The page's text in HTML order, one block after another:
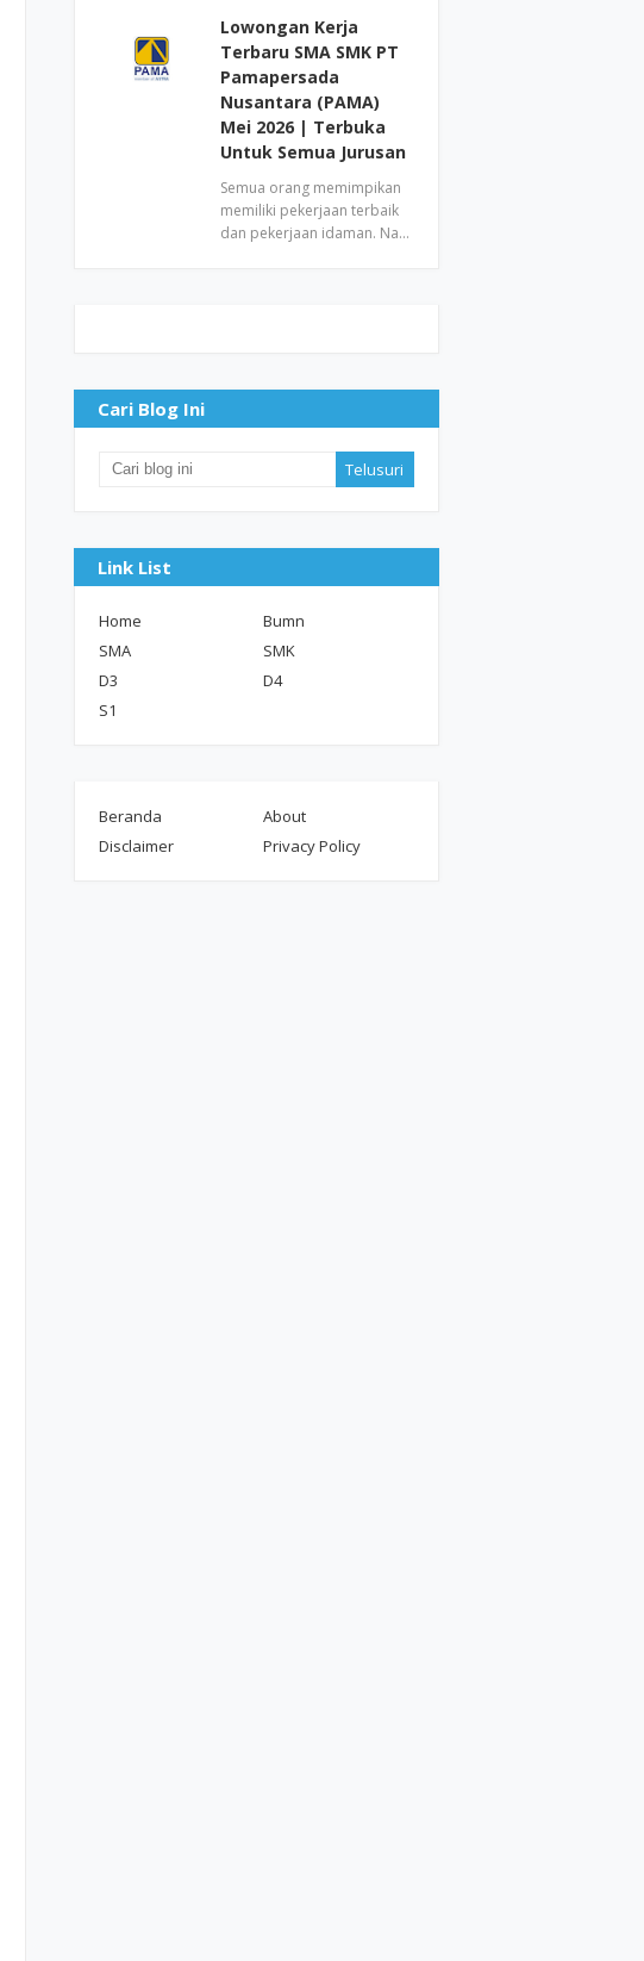
Lowongan Kerja
Terbaru SMA SMK PT
Pamapersada
Nusantara (PAMA)
Mei 2026 | Terbuka
Untuk Semua Jurusan
Semua orang memimpikan
memiliki pekerjaan terbaik
dan pekerjaan idaman. Na…
Cari Blog Ini
Link List
Home
Bumn
SMA
SMK
D3
D4
S1
Beranda
About
Disclaimer
Privacy Policy